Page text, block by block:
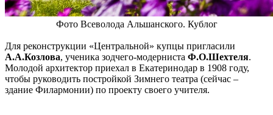
Фото Всеволода Альшанского. Кублог
Для реконструкции «Центральной» купцы пригласили
А.А.Козлова, ученика зодчего-модерниста Ф.О.Шехтеля.
Молодой архитектор приехал в Екатеринодар в 1908 году,
чтобы руководить постройкой Зимнего театра (сейчас –
здание Филармонии) по проекту своего учителя.